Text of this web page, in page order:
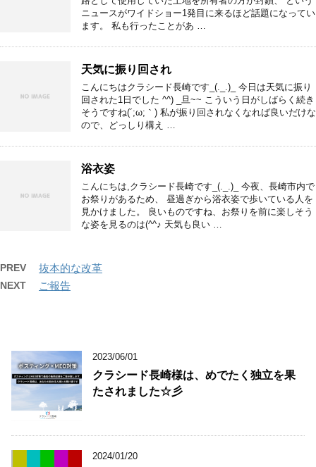
ニュースがワイドショー1発目に来るほど話題になってい
ます。 私も行ったことがあ …
天気に振り回され
こんにちはクラシード長崎です_(._.)_ 今日は天気に振り
回された1日でした ^^) _旦~~ こういう日がしばらく続き
そうですね(´;ω;｀) 私が振り回されなくなれば良いだけな
ので、どっしり構え …
浴衣姿
こんにちは,クラシード長崎です_(._.)_ 今夜、長崎市内で
お祭りがあるため、 昼過ぎから浴衣姿で歩いている人を
見かけました。 良いものですね、お祭りを前に楽しそう
な姿を見るのは(^^♪ 天気も良い …
PREV 抜本的な改革
NEXT ご報告
2023/06/01
クラシード長崎様は、めでたく独立を果
たされました☆彡
2024/01/20